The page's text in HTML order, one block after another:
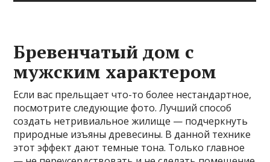
Бревенчатый дом с
мужским характером
Если вас прельщает что-то более нестандартное,
посмотрите следующие фото. Лучший способ
создать нетривиальное жилище — подчеркнуть
природные изъяны древесины. В данной технике
этот эффект дают темные тона. Только главное